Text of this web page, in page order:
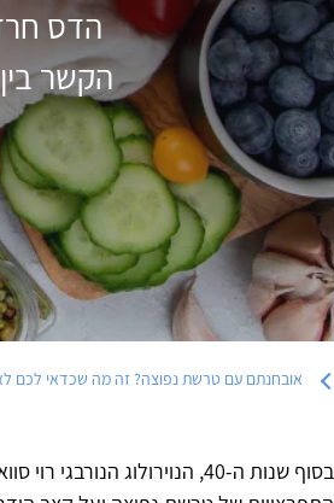
הדס
הקשר
אובחנתם עם טרשת נפוצה? זה מה שכדאי לכם
בסוף שנות ה-40, הנוירולוג